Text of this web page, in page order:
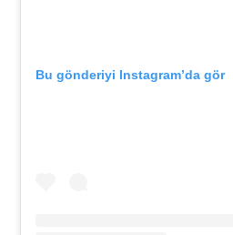
Bu gönderiyi Instagram’da gör